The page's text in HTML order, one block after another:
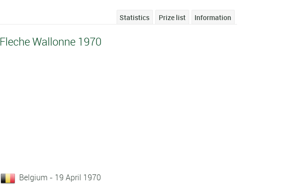
Information
Prize list
Statistics
Fleche Wallonne 1970
Belgium - 19 April 1970